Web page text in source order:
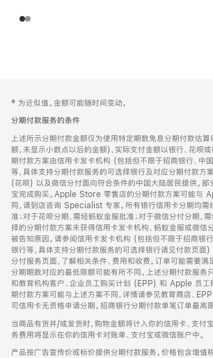
页
页
脚
注
‡ 为近似值。金额可能随时间变动。
分期付款服务的条件
上述所示分期付款金额仅为使用特定期数免息分期付款估
额，未显示小数点以后的金额)，实际支付金额以银行、花呗
期付款方案由信用卡发卡机构 (包括但不限于招商银行、中
等，具体支持分期付款服务的可选择银行及对应分期付款方
(花呗) 以及微信分付面向符合条件的中国大陆居民提供。部
宝完成购买。Apple Store 零售店的分期付款方案可能与
同，请到店咨询 Specialist 专家。所有银行信用卡分期均需
准；对于花呗分期，需经蚂蚁金服批准；对于微信分付分期，
择的分期付款方案未获得信用卡发卡机构、蚂蚁金服或微信
被告知原因。请参阅信用卡发卡机构 (包括但不限于招商银行
银行等，具体支持分期付款服务的可选择银行请见付款页面)
分付服务页面，了解相关条件、费用和收费。订单可能需要满
分期期数对应的最低限额可能有所不同。上述分期付款服务
和教育机构客户、企业员工购买计划 (EPP) 和 Apple 员
期付款方案可能与上述方案不同，详情请参见教育商店、
司信用卡无资格申请分期。招商银行分期付款单笔订单最
当商品有货并/或发货时，购物金额将计入你的信用卡、支付
务费用将显示在你的信用卡对账单、支付宝或微信账户中。
产品按广告宣传价或标价提供分期付款服务。价格包含增值